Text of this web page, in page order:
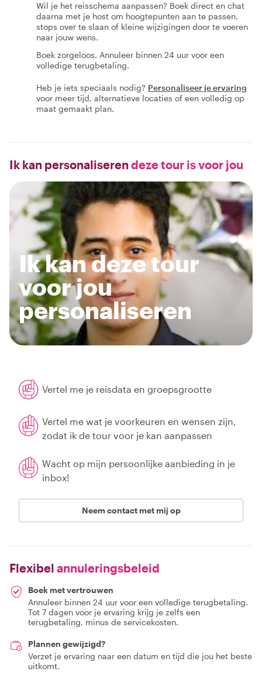
Wil je het reisschema aanpassen? Boek direct en chat
daarna met je host om hoogtepunten aan te passen,
stops over te slaan of kleine wijzigingen door te voeren
naar jouw wens.
Boek zorgeloos. Annuleer binnen 24 uur voor een
volledige terugbetaling.
Heb je iets speciaals nodig? Personaliseer je ervaring
voor meer tijd, alternatieve locaties of een volledig op
maat gemaakt plan.
Ik kan personaliseren deze tour is voor jou
Ik kan deze tour
voor jou
personaliseren
Vertel me je reisdata en groepsgrootte
Vertel me wat je voorkeuren en wensen zijn,
zodat ik de tour voor je kan aanpassen
Wacht op mijn persoonlijke aanbieding in je
inbox!
Neem contact met mij op
Flexibel annuleringsbeleid
Boek met vertrouwen
Annuleer binnen 24 uur voor een volledige terugbetaling.
Tot 7 dagen voor je ervaring krijg je zelfs een
terugbetaling, minus de servicekosten.
Plannen gewijzigd?
Verzet je ervaring naar een datum en tijd die jou het beste
uitkomt.